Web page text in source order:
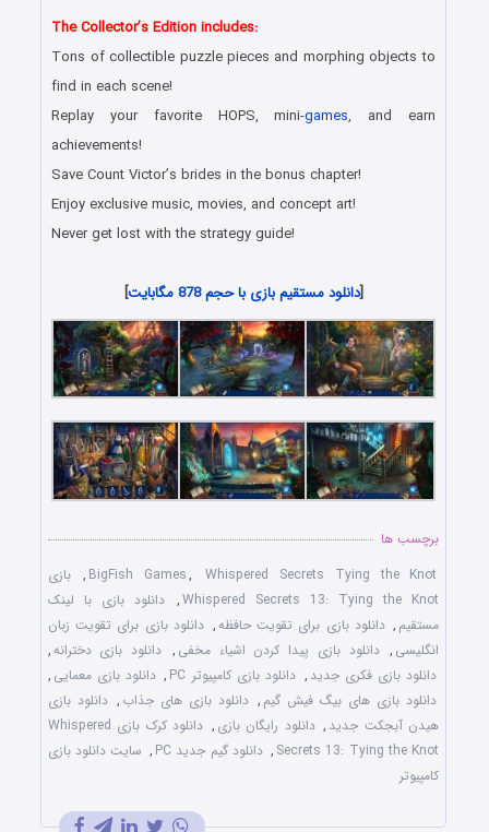
The Collector’s Edition includes:
Tons of collectible puzzle pieces and morphing objects to
find in each scene!
Replay your favorite HOPS, mini-games, and earn
achievements!
Save Count Victor’s brides in the bonus chapter!
Enjoy exclusive music, movies, and concept art!
Never get lost with the strategy guide!
[دانلود مستقیم بازی با حجم 878 مگابایت ]
برچسب ها
BigFish Games, Whispered Secrets Tying the Knot
,
بازی
Whispered Secrets 13: Tying the Knot
, دانلود بازی با لينک
مستقيم , دانلود بازی برای تقويت حافظه, دانلود بازی برای تقويت زبان
انگليسی , دانلود بازی پيدا کردن اشياء مخفی , دانلود بازی دخترانه,
دانلود بازی فکری جديد , دانلود بازی کامپيوتر PC , دانلود بازی معمايی ,
دانلود بازی های بيگ فيش گيم , دانلود بازی های جذاب , دانلود بازی
هيدن آبجکت جديد , دانلود رايگان بازی ,
دانلود کرک بازی Whispered
Secrets 13: Tying the Knot
, دانلود گيم جديد PC , سايت دانلود بازی
کامپيوتر